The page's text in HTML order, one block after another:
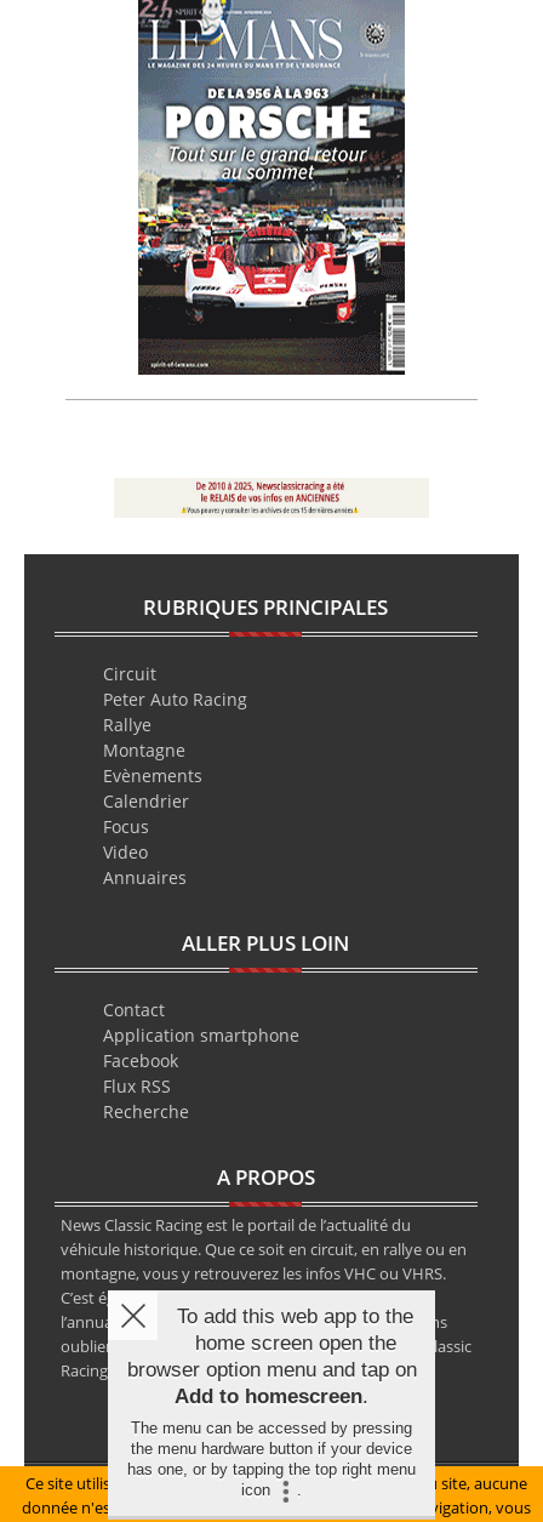
RUBRIQUES PRINCIPALES
Circuit
Peter Auto Racing
Rallye
Montagne
Evènements
Calendrier
Focus
Video
Annuaires
ALLER PLUS LOIN
Contact
Application smartphone
Facebook
Flux RSS
Recherche
A PROPOS
News Classic Racing est le portail de l’actualité du
véhicule historique. Que ce soit en circuit, en rallye ou en
montagne, vous y retrouverez les infos VHC ou VHRS.
C’est également le calendrier des épreuves ainsi que
l’annuaire des spécialistes de la voiture ancienne, sans
oublier les petites annonces avec notre partenaire Classic
Racing Annonces.
Mentions légales
Ce site utilise des cookies pour le bon fonctionnement du site, aucune
donnée n'est collectée à ce titre. En poursuivant votre navigation, vous
To add this web app to the
home screen open the
browser option menu and tap on
Add to homescreen.
The menu can be accessed by pressing
the menu hardware button if your device
has one, or by tapping the top right menu
icon
.